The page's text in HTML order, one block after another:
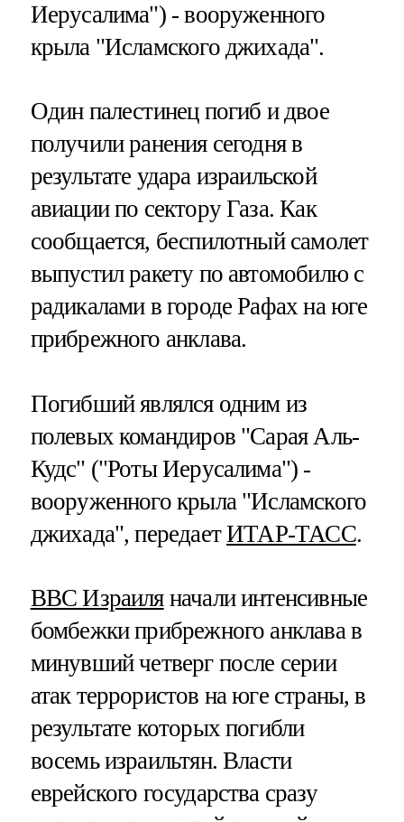
Иерусалима") - вооруженного
крыла "Исламского джихада".
Один палестинец погиб и двое
получили ранения сегодня в
результате удара израильской
авиации по сектору Газа. Как
сообщается, беспилотный самолет
выпустил ракету по автомобилю с
радикалами в городе Рафах на юге
прибрежного анклава.
Погибший являлся одним из
полевых командиров "Сарая Аль-
Кудс" ("Роты Иерусалима") -
вооруженного крыла "Исламского
джихада", передаетИТАР-ТАСС.
ВВС Израиляначали интенсивные
бомбежки прибрежного анклава в
минувший четверг после серии
атак террористов на юге страны, в
результате которых погибли
восемь израильтян. Власти
еврейского государства сразу